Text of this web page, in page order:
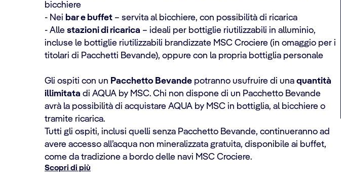
bicchiere
- Nei bar e buffet – servita al bicchiere, con possibilità di ricarica
- Alle stazioni di ricarica – ideali per bottiglie riutilizzabili in alluminio,
incluse le bottiglie riutilizzabili brandizzate MSC Crociere (in omaggio per i
titolari di Pacchetti Bevande), oppure con la propria bottiglia personale
Gli ospiti con un Pacchetto Bevande potranno usufruire di una quantità
illimitata di AQUA by MSC. Chi non dispone di un Pacchetto Bevande
avrà la possibilità di acquistare AQUA by MSC in bottiglia, al bicchiere o
tramite ricarica.
Tutti gli ospiti, inclusi quelli senza Pacchetto Bevande, continueranno ad
avere accesso all’acqua non mineralizzata gratuita, disponibile ai buffet,
come da tradizione a bordo delle navi MSC Crociere.
Scopri di più